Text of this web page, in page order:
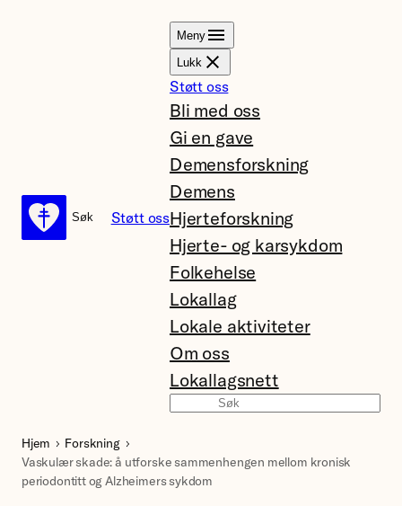
Søk
Søk Støtt oss
Meny
Lukk
Støtt oss
Bli med oss
Gi en gave
Demensforskning
Demens
Hjerteforskning
Hjerte- og karsykdom
Folkehelse
Lokallag
Lokale aktiviteter
Om oss
Lokallagsnett
Hjem
Forskning
Vaskulær skade: å utforske sammenhengen mellom kronisk
periodontitt og Alzheimers sykdom